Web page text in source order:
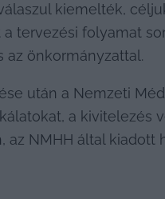
kiemelték,
tervezési folyamat
önkormányzattal.
után a Nemzeti
a kivitelezés
az NMHH által